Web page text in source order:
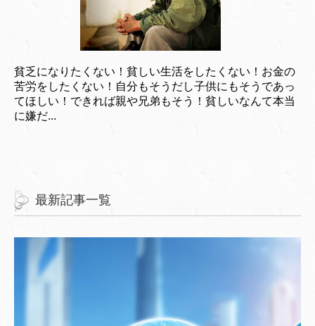
貧乏になりたくない！貧しい生活をしたくない！お金の
苦労をしたくない！自分もそうだし子供にもそうであっ
てほしい！できれば親や兄弟もそう！貧しいなんて本当
に嫌だ...
最新記事一覧